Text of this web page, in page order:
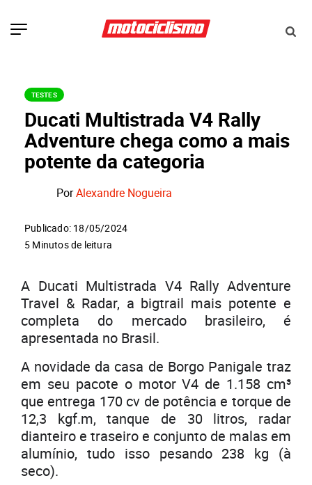
TESTES
Ducati Multistrada V4 Rally
Adventure chega como a mais
potente da categoria
PorAlexandre Nogueira
Publicado: 18/05/2024
5 Minutos de leitura
A Ducati Multistrada V4 Rally Adventure
Travel & Radar, a bigtrail mais potente e
completa do mercado brasileiro, é
apresentada no Brasil.
A novidade da casa de Borgo Panigale traz
em seu pacote o motor V4 de 1.158 cm³
que entrega 170 cv de potência e torque de
12,3 kgf.m, tanque de 30 litros, radar
dianteiro e traseiro e conjunto de malas em
alumínio, tudo isso pesando 238 kg (à
seco).